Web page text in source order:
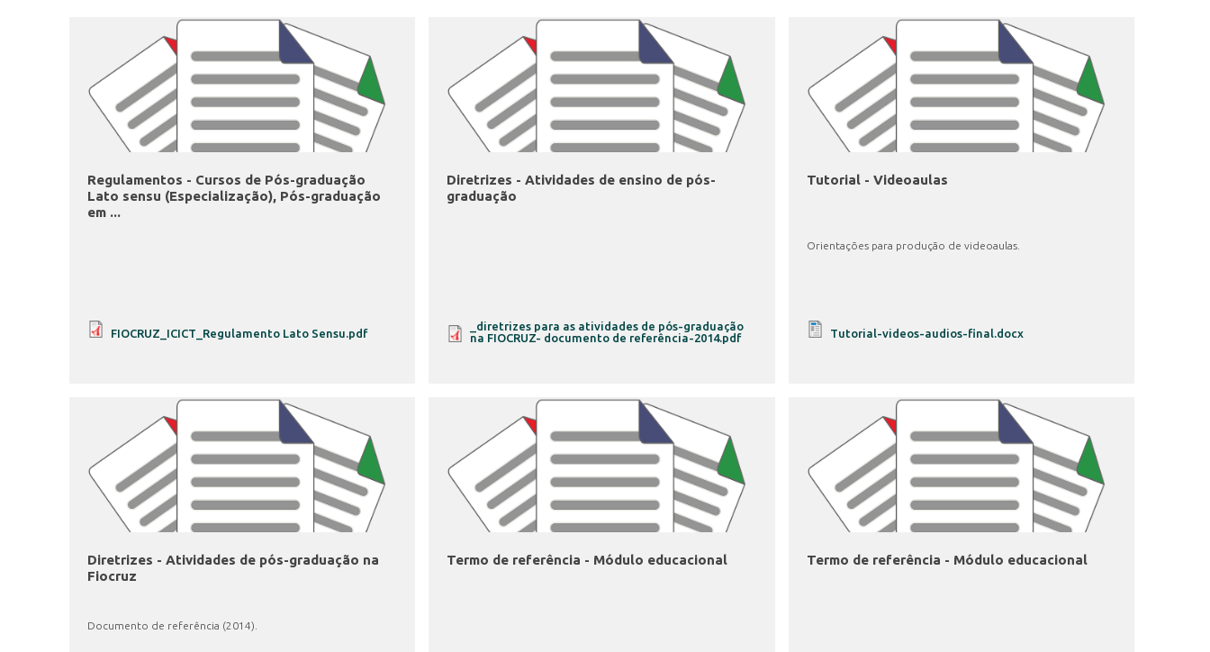
Regulamentos - Cursos de Pós-graduação
Lato sensu (Especialização), Pós-graduação
em ...
FIOCRUZ_ICICT_Regulamento Lato Sensu.pdf
Diretrizes - Atividades de ensino de pós-
graduação
_diretrizes para as atividades de pós-graduação
na FIOCRUZ- documento de referência-2014.pdf
Tutorial - Videoaulas
Orientações para produção de videoaulas.
Tutorial-videos-audios-final.docx
Diretrizes - Atividades de pós-graduação na
Fiocruz
Documento de referência (2014).
Termo de referência - Módulo educacional Termo de referência - Módulo educacional